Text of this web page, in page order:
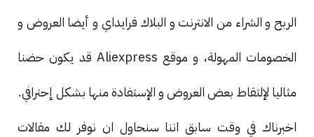
الربح و الشراء من الانترنت و البلاك فرايداي و أيضا العروض و
الخصومات المهولة، و موقع Aliexpress قد يكون حضنا
مثاليا لإلتقاط بعض العروض و الإستفادة منها بشكل إحترافي.
اخبرناك في وقت سابق اننا سنحاول ان نوفر لك مقالات